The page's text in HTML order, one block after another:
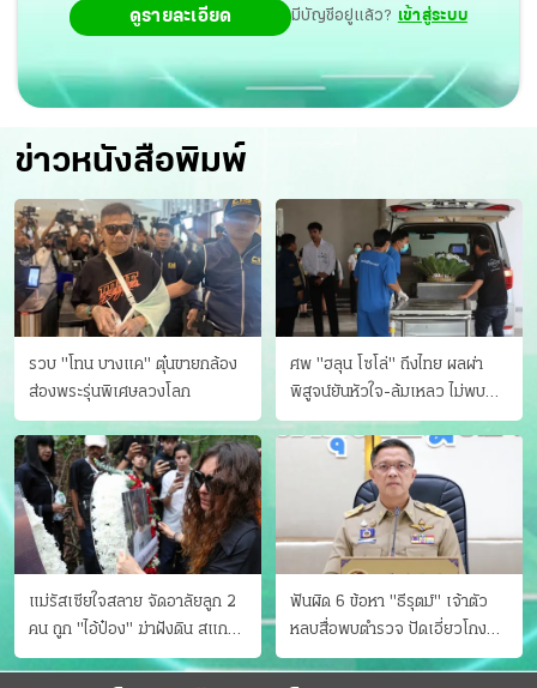
ดูรายละเอียด มีบัญชีอยู่แล้ว? เข้าสู่ระบบ
ข่าวหนังสือพิมพ์
รวบ "โทน บางแค" ตุ๋นขายกล้อง
ส่องพระรุ่นพิเศษลวงโลก
ศพ "ฮลุน โซโล่" ถึงไทย ผลผ่า
พิสูจน์ยันหัวใจ-ล้มเหลว ไม่พบ
บาดแผล
แม่รัสเซียใจสลาย จัดอาลัยลูก 2
คน ถูก "ไอ้ป๋อง" ฆ่าฝังดิน สแกน
ไม่มีศพเพิ่ม
ฟันผิด 6 ข้อหา "ธีรุตม์" เจ้าตัว
หลบสื่อพบตำรวจ ปัดเอี่ยวโกง
สอบท้องถิ่น จ่อบี้รํ่ารวยมากปกติ